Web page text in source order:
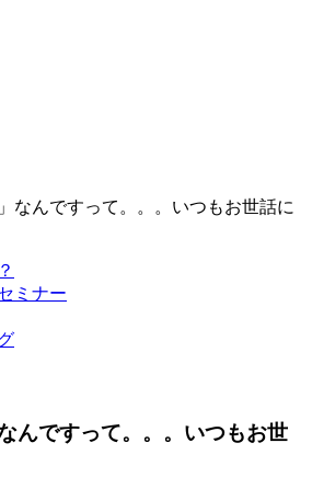
なんですって。。。いつもお世話に
ミナー
んですって。。。いつもお世